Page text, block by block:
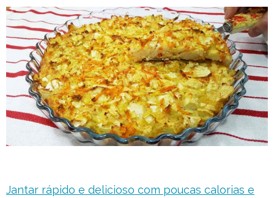
Jantar rápido e delicioso com poucas calorias e